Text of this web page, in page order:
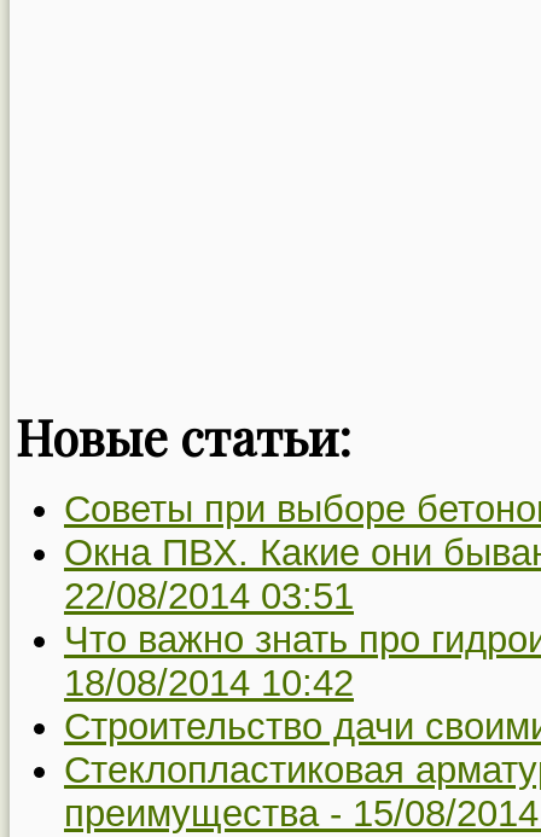
Новые статьи:
Советы при выборе
Окна ПВХ. Какие они
22/08/2014 03:51
Что важно знать про
18/08/2014 10:42
Строительство дачи
Стеклопластиковая
преимущества - 15/08/